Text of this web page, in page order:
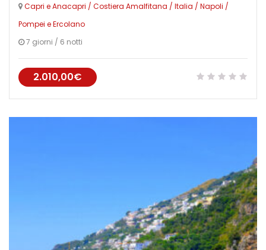
Capri e Anacapri / Costiera Amalfitana / Italia / Napoli /
Pompei e Ercolano
7 giorni / 6 notti
2.010,00€